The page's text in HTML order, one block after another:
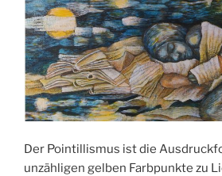
Der Pointillismus ist die
unzähligen gelben Farbpunkte zu